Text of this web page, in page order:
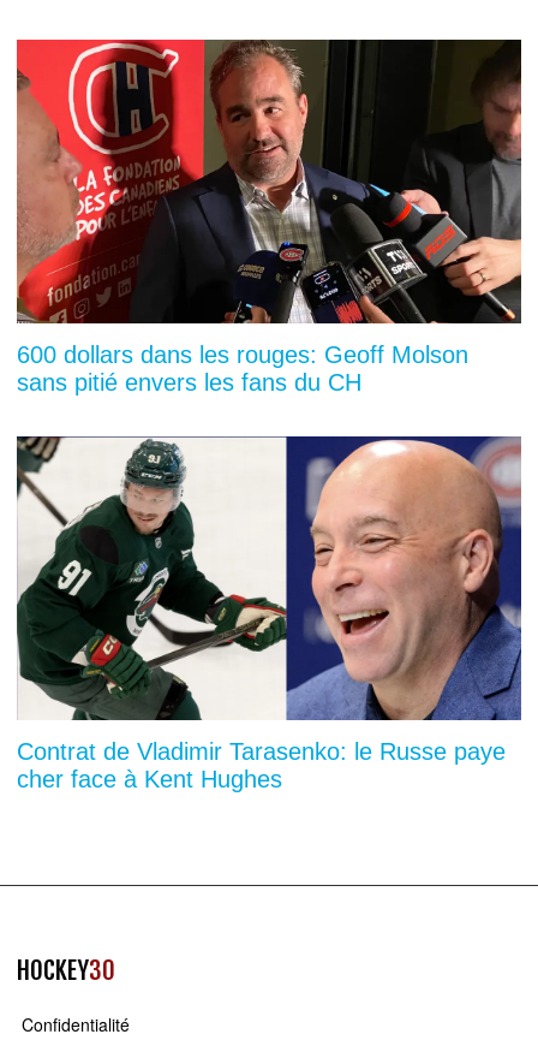
600 dollars dans les rouges: Geoff Molson
sans pitié envers les fans du CH
Contrat de Vladimir Tarasenko: le Russe paye
cher face à Kent Hughes
HOCKEY30
Confidentialité